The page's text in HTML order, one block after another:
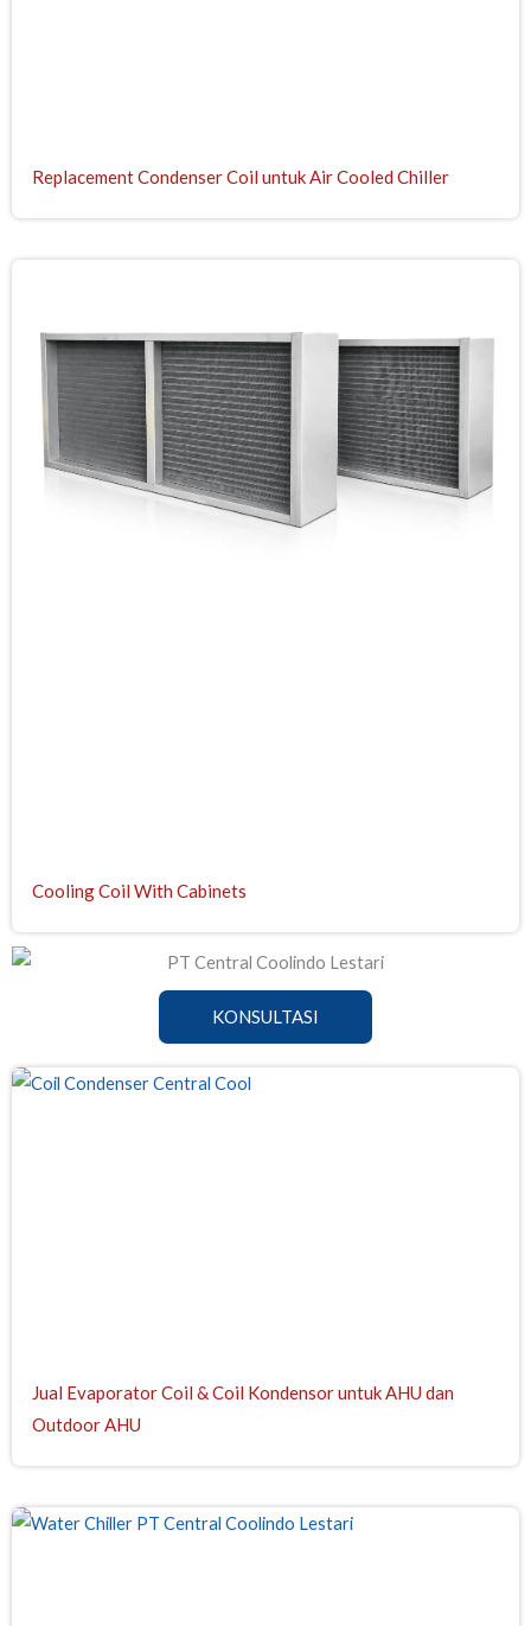
Replacement Condenser Coil untuk Air Cooled Chiller
Cooling Coil With Cabinets
KONSULTASI
Jual Evaporator Coil & Coil Kondensor untuk AHU dan
Outdoor AHU